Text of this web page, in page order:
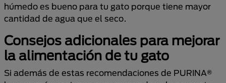
húmedo es bueno para tu gato porque tiene mayor
cantidad de agua que el seco.
Consejos adicionales para mejorar
la alimentación de tu gato
Si además de estas recomendaciones de PURINA®